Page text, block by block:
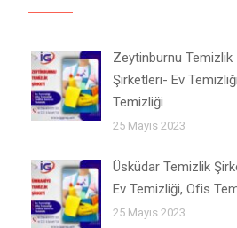
Zeytinburnu Temizlik
Şirketleri- Ev
Temizliği
25 Mayıs 2023
Üsküdar Temizlik
Ev Temizliği, Ofis
25 Mayıs 2023